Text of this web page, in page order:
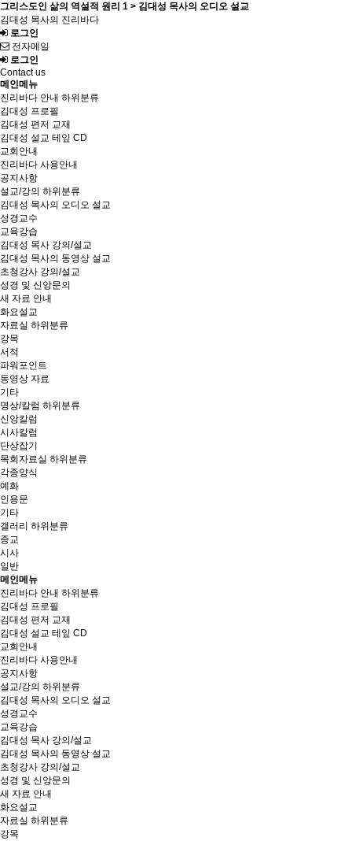
그리스도인 삶의 역설적 원리 1 > 김대성 목사의 오디오 설교
김대성 목사의 진리바다
로그인
전자메일
로그인
Contact us
메인메뉴
진리바다 안내 하위분류
김대성 프로필
김대성 편저 교재
김대성 설교 테잎 CD
교회안내
진리바다 사용안내
공지사항
설교/강의 하위분류
김대성 목사의 오디오 설교
성경교수
교육강습
김대성 목사 강의/설교
김대성 목사의 동영상 설교
초청강사 강의/설교
성경 및 신앙문의
새 자료 안내
화요설교
자료실 하위분류
강목
서적
파워포인트
동영상 자료
기타
명상/칼럼 하위분류
신앙칼럼
시사칼럼
단상잡기
목회자료실 하위분류
각종양식
예화
인용문
기타
갤러리 하위분류
종교
시사
일반
메인메뉴
진리바다 안내 하위분류
김대성 프로필
김대성 편저 교재
김대성 설교 테잎 CD
교회안내
진리바다 사용안내
공지사항
설교/강의 하위분류
김대성 목사의 오디오 설교
성경교수
교육강습
김대성 목사 강의/설교
김대성 목사의 동영상 설교
초청강사 강의/설교
성경 및 신앙문의
새 자료 안내
화요설교
자료실 하위분류
강목